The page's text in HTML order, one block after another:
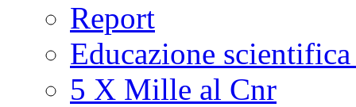
Report
Educazione
5 X Mille al Cnr